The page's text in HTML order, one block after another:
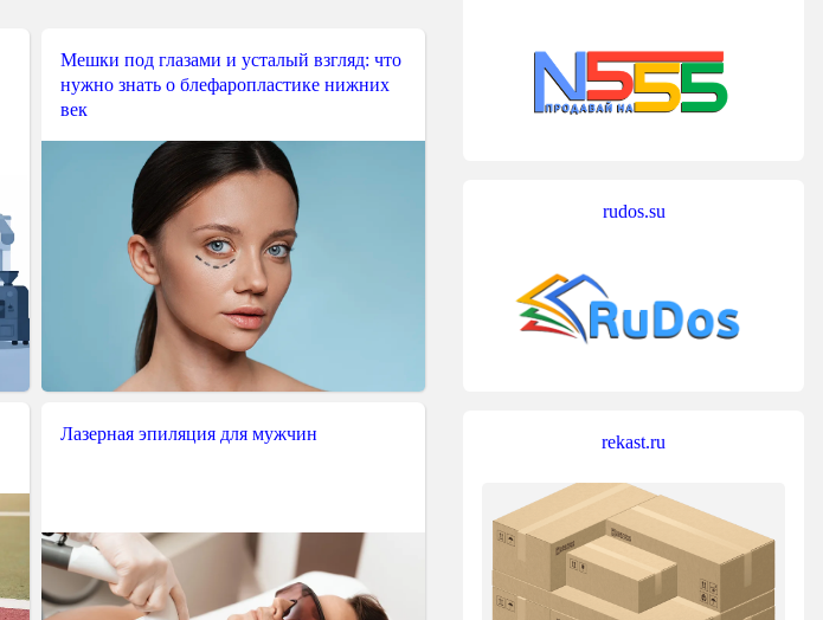
Мешки под глазами и усталый взгляд: что
нужно знать о блефаропластике нижних
век
Лазерная эпиляция для мужчин
rudos.su
rekast.ru